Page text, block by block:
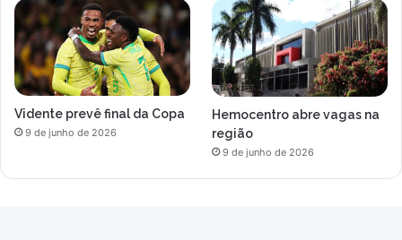
Vidente prevê final da Copa
9 de junho de 2026
Hemocentro abre vagas na
região
9 de junho de 2026